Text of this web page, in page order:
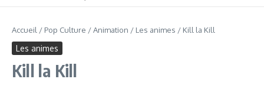
Accueil / Pop Culture /Animation / Les animes / Kill la Kill
Les animes
Kill la Kill